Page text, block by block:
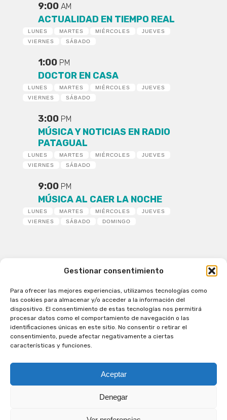
Gestionar consentimiento
Para ofrecer las mejores experiencias, utilizamos tecnologías como
las cookies para almacenar y/o acceder a la información del
dispositivo. El consentimiento de estas tecnologías nos permitirá
procesar datos como el comportamiento de navegación o las
identificaciones únicas en este sitio. No consentir o retirar el
consentimiento, puede afectar negativamente a ciertas
características y funciones.
Aceptar
Denegar
9:00 AM
ACTUALIDAD EN TIEMPO REAL
LUNES MARTES MIÉRCOLES
JUEVES
VIERNES
SÁBADO
1:00 PM
DOCTOR EN CASA
LUNES MARTES MIÉRCOLES
JUEVES
VIERNES
SÁBADO
3:00 PM
MÚSICA Y NOTICIAS EN RADIO
PATAGUAL
LUNES MARTES MIÉRCOLES
JUEVES
VIERNES
SÁBADO
9:00 PM
MÚSICA AL CAER LA NOCHE
LUNES MARTES MIÉRCOLES
JUEVES
VIERNES
SÁBADO DOMINGO
Patagual Radio Digital 2026 - Todos los derechos
reservados
la Radio de Verdad
Cobertura
Programación
Síguenos en nuestras Redes Sociales